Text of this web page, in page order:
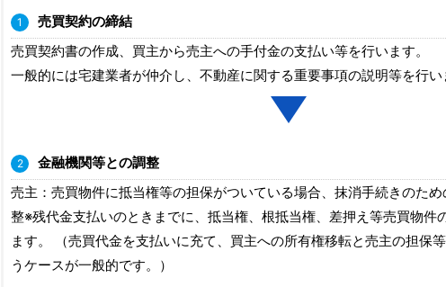
売買契約の締結
売買契約書の作成、買主から売主への手付金の支払い等を行います。
一般的には宅建業者が仲介し、不動産に関する重要事項の説明等を行い
金融機関等との調整
売主：売買物件に抵当権等の担保がついている場合、抹消手続きのた
整※残代金支払いのときまでに、抵当権、根抵当権、差押え等売買物件
ます。 （売買代金を支払いに充て、買主への所有権移転と売主の担保
うケースが一般的です。）